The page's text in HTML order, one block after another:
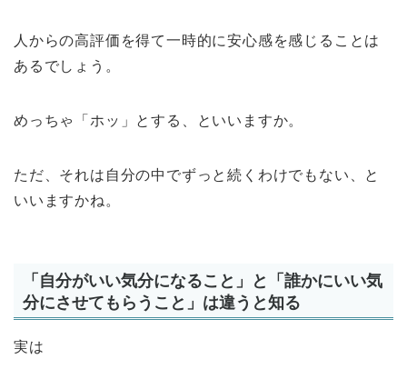
人からの高評価を得て一時的に安心感を感じることは
あるでしょう。
めっちゃ「ホッ」とする、といいますか。
ただ、それは自分の中でずっと続くわけでもない、と
いいますかね。
「自分がいい気分になること」と「誰かにいい気
分にさせてもらうこと」は違うと知る
実は